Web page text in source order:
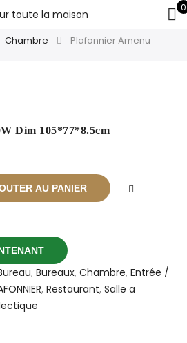
0
Chambre Plafonnier Amenu
Dim 105*77*8.5cm
AU PANIER
, Bureaux, Chambre, Entrée /
, Restaurant, Salle a